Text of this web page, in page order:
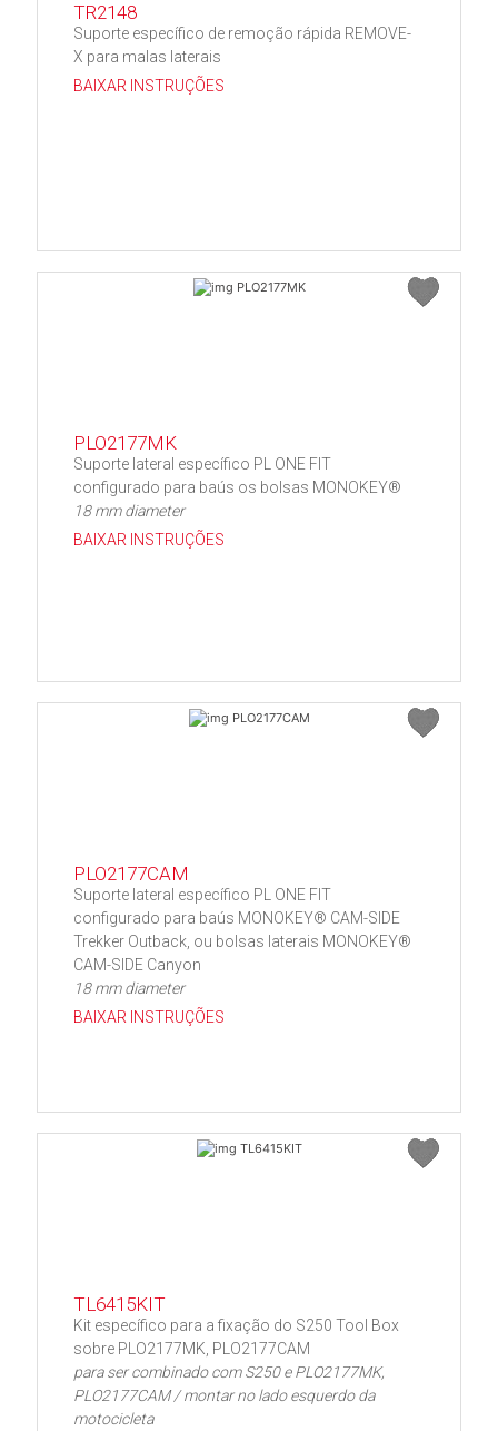
TR2148
Suporte específico de remoção rápida REMOVE-
X para malas laterais
BAIXAR INSTRUÇÕES
PLO2177MK
Suporte lateral específico PL ONE FIT
configurado para baús os bolsas MONOKEY®
18 mm diameter
BAIXAR INSTRUÇÕES
PLO2177CAM
Suporte lateral específico PL ONE FIT
configurado para baús MONOKEY® CAM-SIDE
Trekker Outback, ou bolsas laterais MONOKEY®
CAM-SIDE Canyon
18 mm diameter
BAIXAR INSTRUÇÕES
TL6415KIT
Kit específico para a fixação do S250 Tool Box
sobre PLO2177MK, PLO2177CAM
para ser combinado com S250 e PLO2177MK,
PLO2177CAM / montar no lado esquerdo da
motocicleta